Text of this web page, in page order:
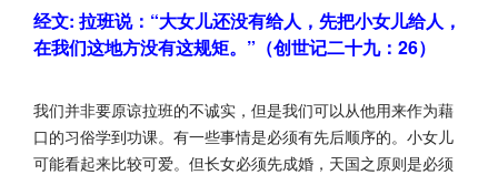
经文: 拉班说：“大女儿还没有给人，先把小女儿给人，
在我们这地方没有这规矩。”（创世记二十九：26）
我们并非要原谅拉班的不诚实，但是我们可以从他用来作为藉
口的习俗学到功课。有一些事情是必须有先后顺序的。小女儿
可能看起来比较可爱。但长女必须先成婚，天国之原则是必须